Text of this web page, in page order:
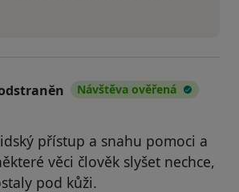
Návštěva ověřená
přístup a snahu pomoci a
věci člověk slyšet nechce,
pod kůži.